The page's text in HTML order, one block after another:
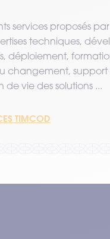
services proposés
techniques,
déploiement,
support
vie des solutions ...
TIMCOD